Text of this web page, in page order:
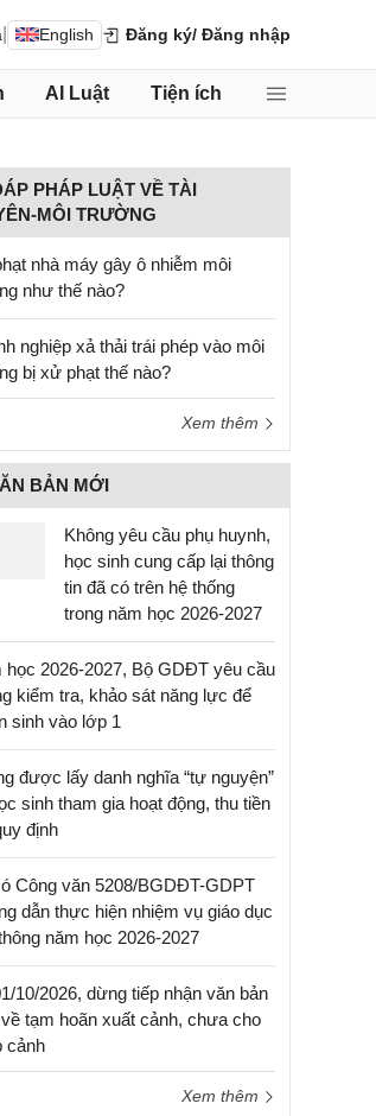
English Đăng ký/ Đăng nhập
AI Luật Tiện ích
PHÁP LUẬT VỀ TÀI
MÔI TRƯỜNG
nhà máy gây ô nhiễm môi
như thế nào?
nghiệp xả thải trái phép vào môi
bị xử phạt thế nào?
Xem thêm
BẢN MỚI
Không yêu cầu phụ huynh,
học sinh cung cấp lại thông
tin đã có trên hệ thống
trong năm học 2026-2027
học 2026-2027, Bộ GDĐT yêu cầu
kiểm tra, khảo sát năng lực để
sinh vào lớp 1
được lấy danh nghĩa “tự nguyện”
sinh tham gia hoạt động, thu tiền
định
Công văn 5208/BGDĐT-GDPT
dẫn thực hiện nhiệm vụ giáo dục
năm học 2026-2027
10/2026, dừng tiếp nhận văn bản
tạm hoãn xuất cảnh, chưa cho
cảnh
Xem thêm